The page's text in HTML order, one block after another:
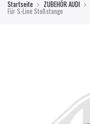
Startseite ZUBEHÖR AUDI
Für S-Line Stoßstange